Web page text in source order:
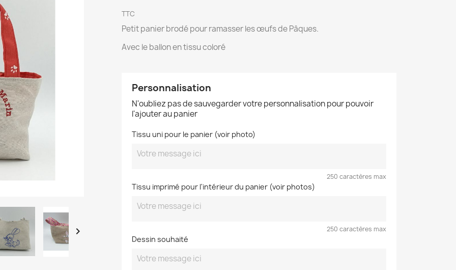

TTC
Petit panier brodé pour ramasser les œufs de Pâques.
Avec le ballon en tissu coloré
Personnalisation
N'oubliez pas de sauvegarder votre personnalisation pour pouvoir
l'ajouter au panier
Tissu uni pour le panier (voir photo)
250 caractères max
Tissu imprimé pour l'intérieur du panier (voir photos)
250 caractères max
Dessin souhaité